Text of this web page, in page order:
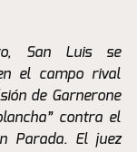
San Luis se
el campo rival
de Garnerone
contra el
Parada. El juez